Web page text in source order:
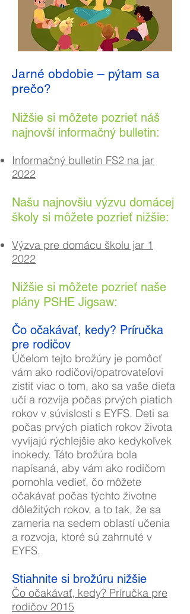
Jarné obdobie – pýtam sa
prečo?
Nižšie si môžete pozrieť náš
najnovší informačný bulletin:
Informačný bulletin FS2 na jar
2022
Našu najnovšiu výzvu domácej
školy si môžete pozrieť nižšie:
Výzva pre domácu školu jar 1
2022
Nižšie si môžete pozrieť naše
plány PSHE Jigsaw:
Čo očakávať, kedy? Príručka
pre rodičov
Účelom tejto brožúry je pomôcť
vám ako rodičovi/opatrovateľovi
zistiť viac o tom, ako sa vaše dieťa
učí a rozvíja počas prvých piatich
rokov v súvislosti s EYFS. Deti sa
počas prvých piatich rokov života
vyvíjajú rýchlejšie ako kedykoľvek
inokedy. Táto brožúra bola
napísaná, aby vám ako rodičom
pomohla vedieť, čo môžete
očakávať počas týchto životne
dôležitých rokov, a to tak, že sa
zameria na sedem oblastí učenia
a rozvoja, ktoré sú zahrnuté v
EYFS.
Stiahnite si brožúru nižšie
Čo očakávať, kedy? Príručka pre
rodičov 2015